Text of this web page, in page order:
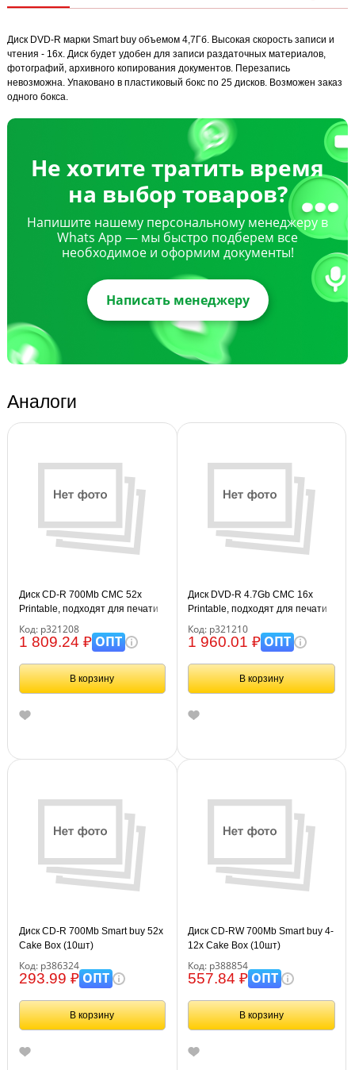
Диск DVD-R марки Smart buy объемом 4,7Гб. Высокая скорость записи и
чтения - 16x. Диск будет удобен для записи раздаточных материалов,
фотографий, архивного копирования документов. Перезапись
невозможна. Упаковано в пластиковый бокс по 25 дисков. Возможен заказ
одного бокса.
Не хотите тратить время
на выбор товаров?
Напишите нашему персональному менеджеру в
Whats App — мы быстро подберем все
необходимое и оформим документы!
Написать менеджеру
Аналоги
Диск CD-R 700Mb CMC 52x
Printable, подходят для печати
Код: р321208
1 809.24 ₽ОПТ
В корзину
Диск DVD-R 4.7Gb CMC 16x
Printable, подходят для печати
Код: р321210
1 960.01 ₽ОПТ
В корзину
Диск CD-R 700Mb Smart buy 52x
Cake Box (10шт)
Код: р386324
293.99 ₽ОПТ
В корзину
Диск CD-RW 700Mb Smart buy 4-
12x Cake Box (10шт)
Код: р388854
557.84 ₽ОПТ
В корзину